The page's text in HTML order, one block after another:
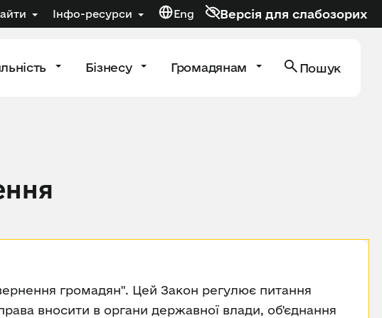
Інфо-ресурси Eng Версія для слабозорих
Бізнесу Громадянам Пошук
громадян". Цей Закон регулює питання
вносити в органи державної влади, об'єднання